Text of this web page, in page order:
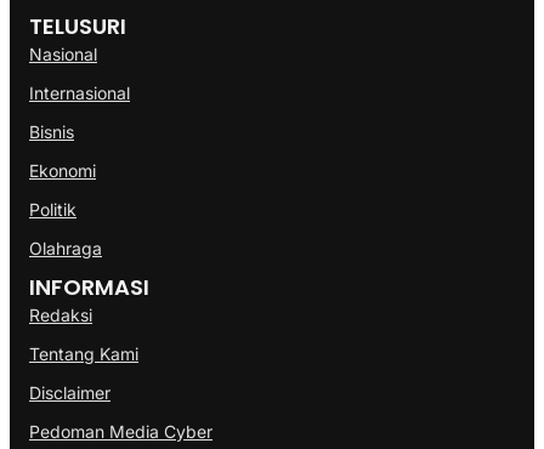
TELUSURI
Nasional
Internasional
Bisnis
Ekonomi
Politik
Olahraga
INFORMASI
Redaksi
Tentang Kami
Disclaimer
Pedoman Media Cyber